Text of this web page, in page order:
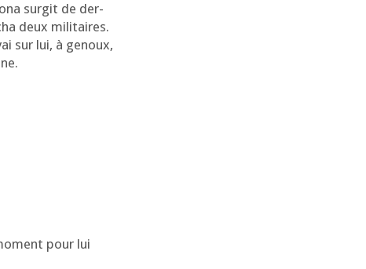
sur­git de der­
deux mili­taires.
sur lui, à genoux,
pour lui